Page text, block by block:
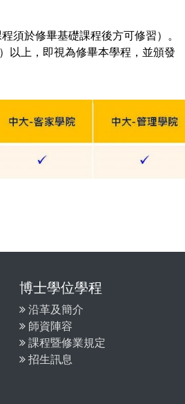
須於修畢基礎課程後方可修習）。
以上，即視為修畢本學程，並頒發
博士學位學程
沿革及簡介
師資陣容
課程暨修業規定
招生訊息